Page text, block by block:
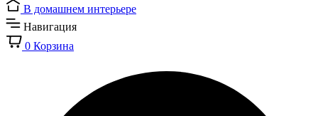
В домашнем интерьере
Навигация
0 Корзина